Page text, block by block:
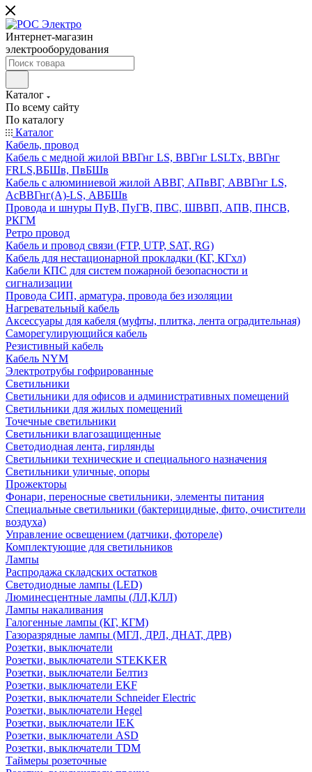
Интернет-магазин
электрооборудования
Каталог
По всему сайту
По каталогу
Каталог
Кабель, провод
Кабель с медной жилой ВВГнг LS, ВВГнг LSLTx, ВВГнг
FRLS,ВБШв, ПвБШв
Кабель с алюминиевой жилой АВВГ, АПвВГ, АВВГнг LS,
АсВВГнг(А)-LS, АВБШв
Провода и шнуры ПуВ, ПуГВ, ПВС, ШВВП, АПВ, ПНСВ,
РКГМ
Ретро провод
Кабель и провод связи (FTP, UTP, SAT, RG)
Кабель для нестационарной прокладки (КГ, КГхл)
Кабели КПС для систем пожарной безопасности и
сигнализации
Провода СИП, арматура, провода без изоляции
Нагревательный кабель
Аксессуары для кабеля (муфты, плитка, лента оградительная)
Саморегулирующийся кабель
Резистивный кабель
Кабель NYM
Электротрубы гофрированные
Светильники
Светильники для офисов и административных помещений
Светильники для жилых помещений
Точечные светильники
Светильники влагозащищенные
Светодиодная лента, гирлянды
Светильники технические и специального назначения
Светильники уличные, опоры
Прожекторы
Фонари, переносные светильники, элементы питания
Специальные светильники (бактерицидные, фито, очистители
воздуха)
Управление освещением (датчики, фотореле)
Комплектующие для светильников
Лампы
Распродажа складских остатков
Светодиодные лампы (LED)
Люминесцентные лампы (ЛЛ,КЛЛ)
Лампы накаливания
Галогенные лампы (КГ, КГМ)
Газоразрядные лампы (МГЛ, ДРЛ, ДНАТ, ДРВ)
Розетки, выключатели
Розетки, выключатели STEKKER
Розетки, выключатели Белтиз
Розетки, выключатели EKF
Розетки, выключатели Schneider Electric
Розетки, выключатели Hegel
Розетки, выключатели IEK
Розетки, выключатели ASD
Розетки, выключатели TDM
Таймеры розеточные